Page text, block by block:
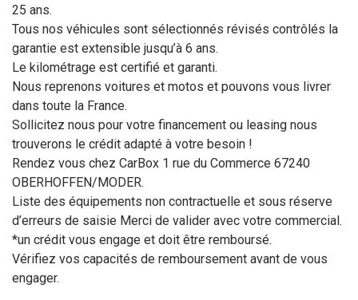
25 ans.
Tous nos véhicules sont sélectionnés révisés contrôlés la
garantie est extensible jusqu’à 6 ans.
Le kilométrage est certifié et garanti.
Nous reprenons voitures et motos et pouvons vous livrer
dans toute la France.
Sollicitez nous pour votre financement ou leasing nous
trouverons le crédit adapté à votre besoin !
Rendez vous chez CarBox 1 rue du Commerce 67240
OBERHOFFEN/MODER.
Liste des équipements non contractuelle et sous réserve
d’erreurs de saisie Merci de valider avec votre commercial.
*un crédit vous engage et doit être remboursé.
Vérifiez vos capacités de remboursement avant de vous
engager.